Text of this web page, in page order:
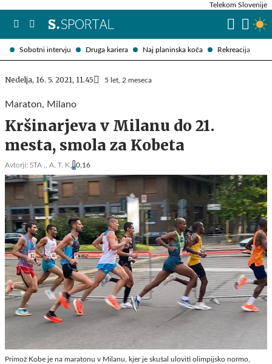
Sobotni intervju Druga kariera Naj planinska koča Rekreacija
Telekom Slovenije
Nedelja, 16. 5. 2021, 11.45 5 let, 2 meseca
Maraton, Milano
Kršinarjeva v Milanu do 21.
mesta, smola za Kobeta
Avtorji: STA ,, A. T. K. 0,16
Primož Kobe je na maratonu v Milanu, kjer je skušal uloviti olimpijsko normo,